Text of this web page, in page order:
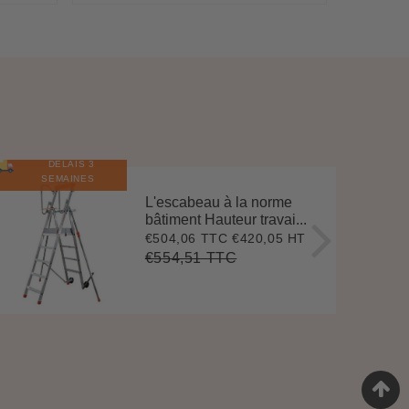
DÉLAIS 3
SEMAINES
L'escabeau à la norme
bâtiment Hauteur travai...
Prix
réduit
€504,06 TTC €504,06
€420,05 HT
Prix
€554,51 TTC€554,51